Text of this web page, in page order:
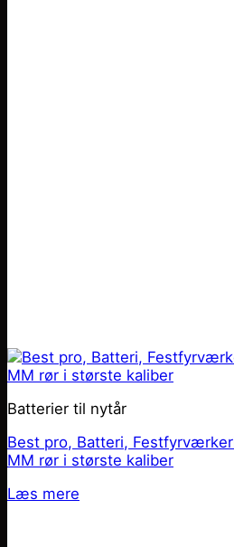
Batterier til nytår
Best pro, Batteri,
MM rør i største kaliber
Læs mere